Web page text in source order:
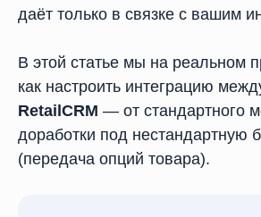
даёт только в связке с вашим
В этой статье мы на реальном
как настроить интеграцию
RetailCRM — от стандартного
доработки под нестандартную
(передача опций товара).